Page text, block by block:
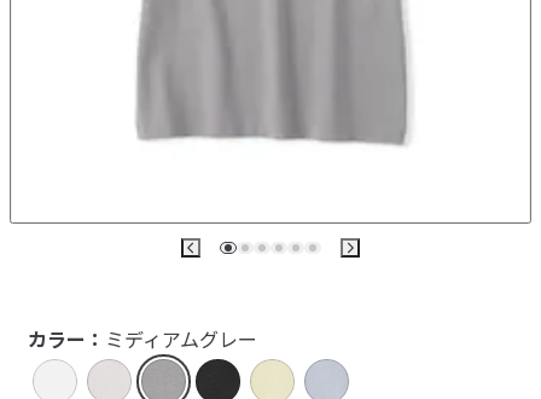
カラー： ミディアムグレー